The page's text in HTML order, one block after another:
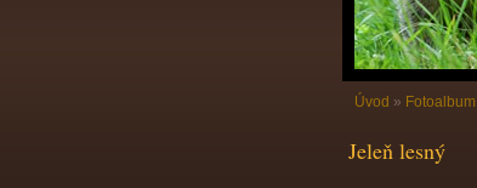
Úvod » Fotoalbum
Jeleň lesný